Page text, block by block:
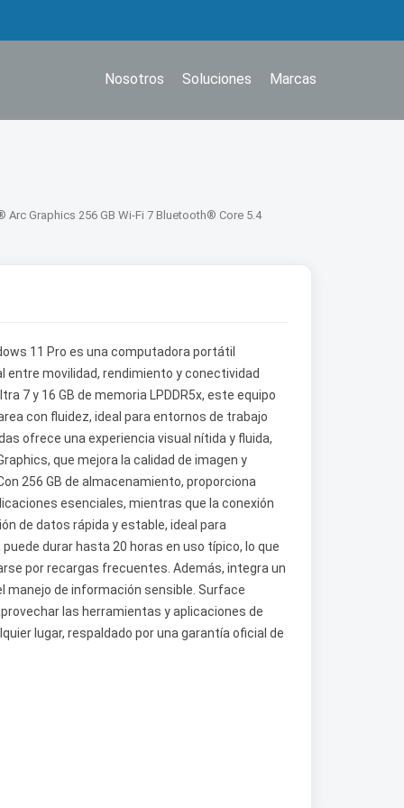
Marcas
Soluciones
Nosotros
Arc Graphics 256 GB Wi-Fi 7 Bluetooth® Core 5.4
11 Pro es una computadora portátil
entre movilidad, rendimiento y conectividad
7 y 16 GB de memoria LPDDR5x, este equipo
con fluidez, ideal para entornos de trabajo
ofrece una experiencia visual nítida y fluida,
que mejora la calidad de imagen y
256 GB de almacenamiento, proporciona
esenciales, mientras que la conexión
de datos rápida y estable, ideal para
durar hasta 20 horas en uso típico, lo que
por recargas frecuentes. Además, integra un
manejo de información sensible. Surface
las herramientas y aplicaciones de
lugar, respaldado por una garantía oficial de